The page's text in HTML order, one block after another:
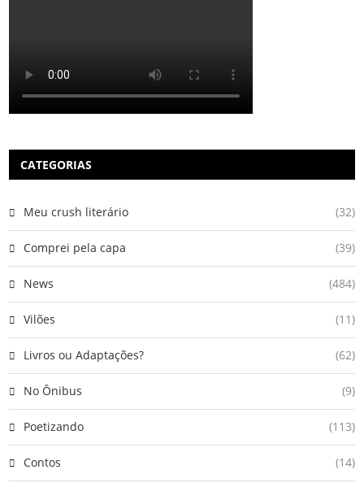
CATEGORIAS
Meu crush literário (32)
Comprei pela capa (39)
News (484)
Vilões (11)
Livros ou Adaptações? (62)
No Ônibus (9)
Poetizando (113)
Contos (14)